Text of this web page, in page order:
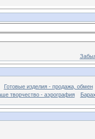
Готовые изделия - продажа, обмен
творчество - аэрография